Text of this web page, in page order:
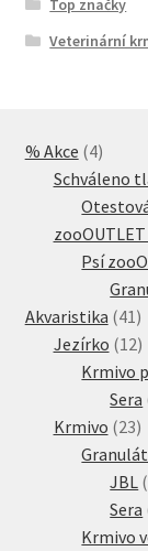
Top značky
Veterinární
% Akce 44
Schváleno
Psí
Akvaristika 41 41
Jezírko 1212
Krmivo
Sera
Krmivo 2323
JBL
Sera
Krmivo